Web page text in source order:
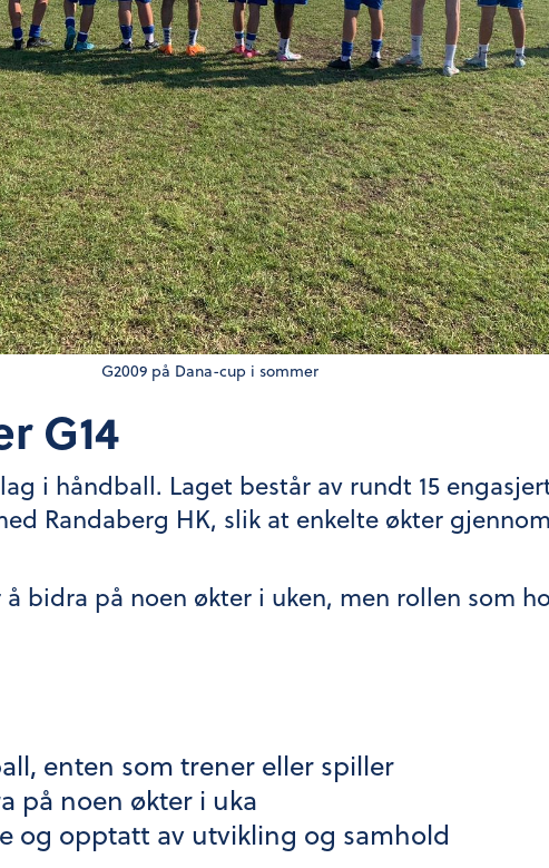
G2009 på Dana-cup i sommer
G14
i håndball. Laget består av rundt 15
Randaberg HK, slik at enkelte økter
bidra på noen økter i uken, men rollen som
enten som trener eller spiller
på noen økter i uka
og opptatt av utvikling og samhold